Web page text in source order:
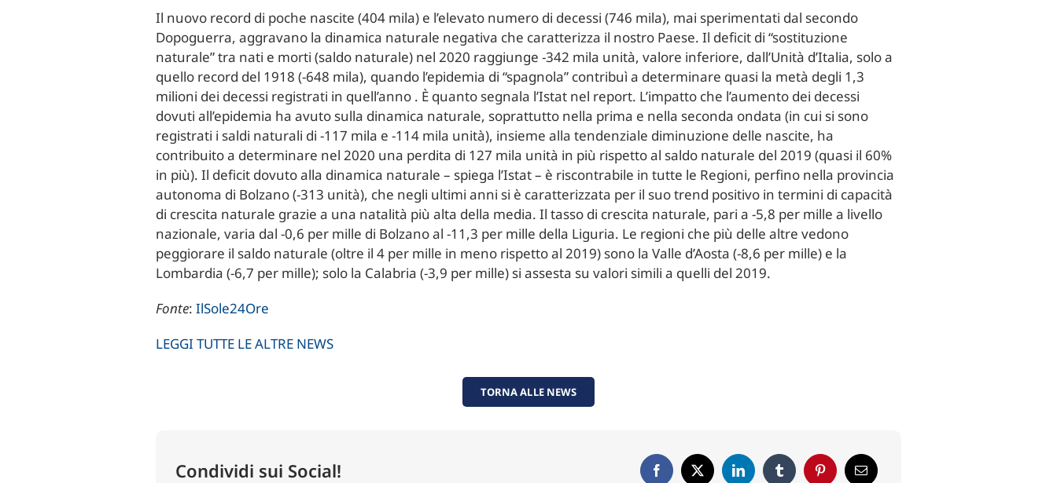
Il nuovo record di poche nascite (404 mila) e l’elevato numero di decessi (746 mila), mai sperimentati dal secondo
Dopoguerra, aggravano la dinamica naturale negativa che caratterizza il nostro Paese. Il deficit di “sostituzione
naturale” tra nati e morti (saldo naturale) nel 2020 raggiunge -342 mila unità, valore inferiore, dall’Unità d’Italia, solo a
quello record del 1918 (-648 mila), quando l’epidemia di “spagnola” contribuì a determinare quasi la metà degli 1,3
milioni dei decessi registrati in quell’anno . È quanto segnala l’Istat nel report. L’impatto che l’aumento dei decessi
dovuti all’epidemia ha avuto sulla dinamica naturale, soprattutto nella prima e nella seconda ondata (in cui si sono
registrati i saldi naturali di -117 mila e -114 mila unità), insieme alla tendenziale diminuzione delle nascite, ha
contribuito a determinare nel 2020 una perdita di 127 mila unità in più rispetto al saldo naturale del 2019 (quasi il 60%
in più). Il deficit dovuto alla dinamica naturale – spiega l’Istat – è riscontrabile in tutte le Regioni, perfino nella provincia
autonoma di Bolzano (-313 unità), che negli ultimi anni si è caratterizzata per il suo trend positivo in termini di capacità
di crescita naturale grazie a una natalità più alta della media. Il tasso di crescita naturale, pari a -5,8 per mille a livello
nazionale, varia dal -0,6 per mille di Bolzano al -11,3 per mille della Liguria. Le regioni che più delle altre vedono
peggiorare il saldo naturale (oltre il 4 per mille in meno rispetto al 2019) sono la Valle d’Aosta (-8,6 per mille) e la
Lombardia (-6,7 per mille); solo la Calabria (-3,9 per mille) si assesta su valori simili a quelli del 2019.
Fonte:IlSole24Ore
LEGGI TUTTE LE ALTRE NEWS
TORNA ALLE NEWS
Condividi sui Social!